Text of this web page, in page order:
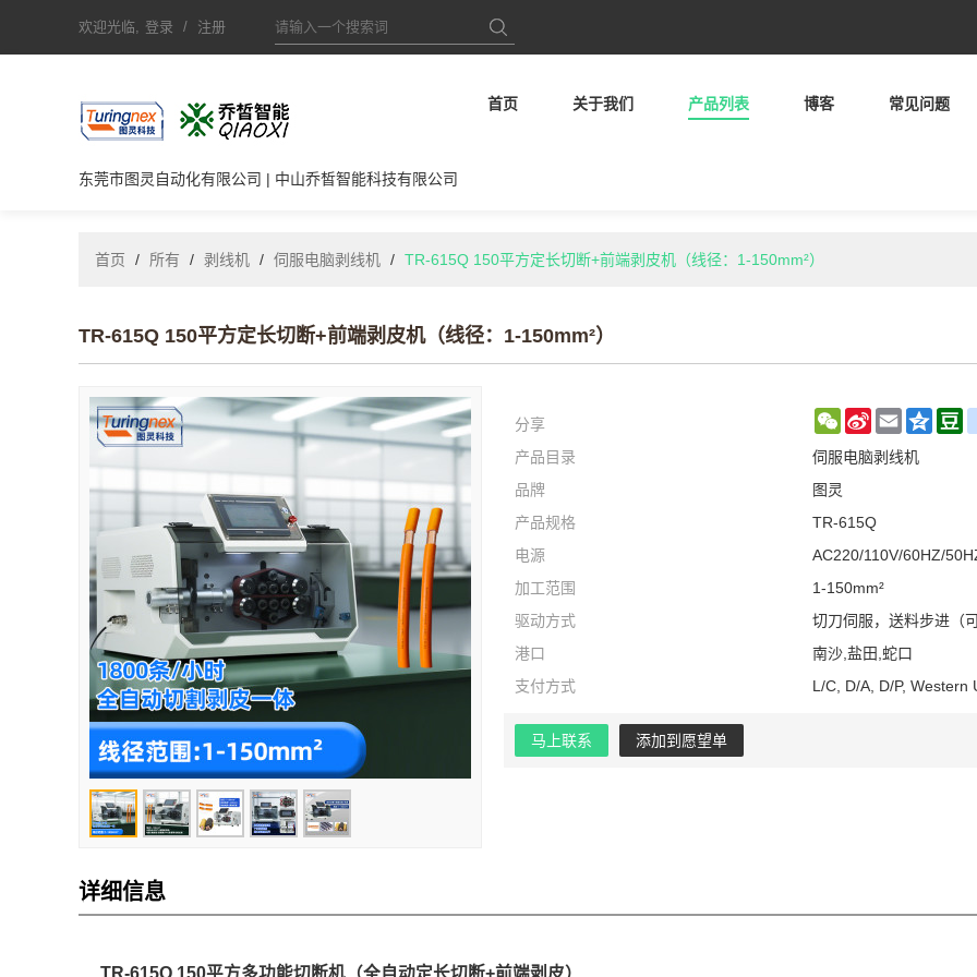
欢迎光临, 登录 / 注册
东莞市图灵自动化有限公司 | 中山乔皙智能科技有限公司
首页 关于我们 产品列表 博客 常见问题
首页 / 所有 / 剥线机 / 伺服电脑剥线机 / TR-615Q 150平方定长切断+前端剥皮机（线径：1-150mm²）
TR-615Q 150平方定长切断+前端剥皮机（线径：1-150mm²）
分享 WeChat
Sina
Weibo
Email Qzone
产品目录
伺服电脑剥线机
品牌
图灵
产品规格
TR-615Q
电源
AC220/110V/60HZ/
加工范围
1-150mm²
驱动方式
切刀伺服，送料步进（
港口
南沙,盐田,蛇口
支付方式
L/C, D/A, D/P, Western
马上联系 添加到愿望单
详细信息
TR-615Q 150平方多功能切断机（全自动定长切断+前端剥皮）